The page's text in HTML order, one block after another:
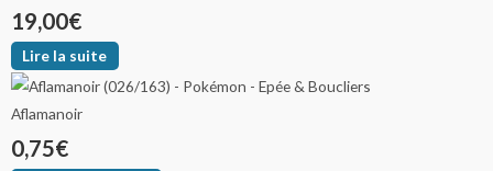
19,00€
Lire la suite
Aflamanoir
0,75€